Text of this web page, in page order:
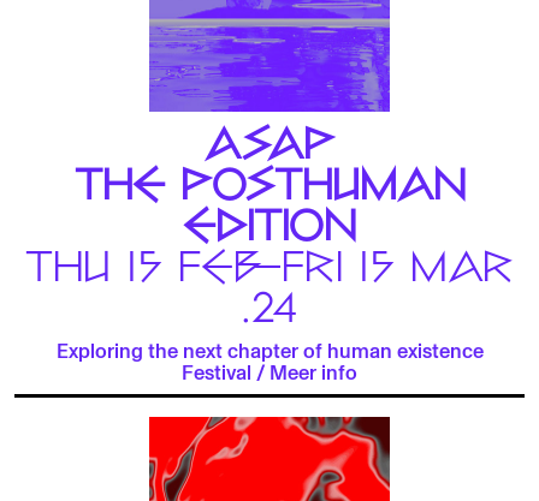
ASAP
THE POSTHUMAN
EDITION
THU 15 FEB—FRI 15 MAR
.24
Exploring the next chapter of human existence
Festival / Meer info